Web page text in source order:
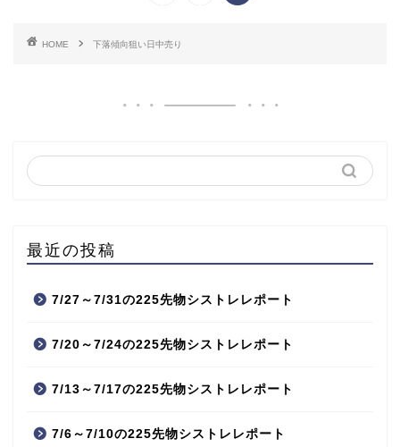
HOME 下落傾向狙い日中売り
最近の投稿
7/27～7/31の225先物シストレレポート
7/20～7/24の225先物シストレレポート
7/13～7/17の225先物シストレレポート
7/6～7/10の225先物シストレレポート